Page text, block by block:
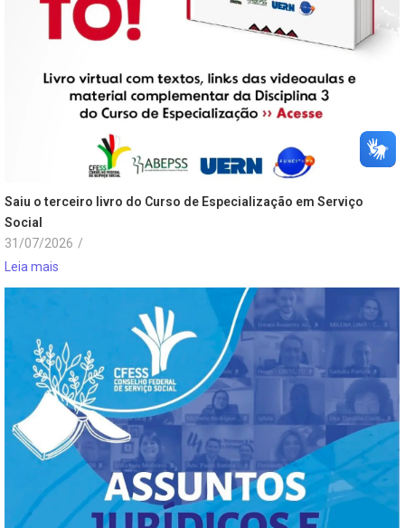
Saiu o terceiro livro do Curso de Especialização em Serviço
Social
31/07/2026 /
Leia mais